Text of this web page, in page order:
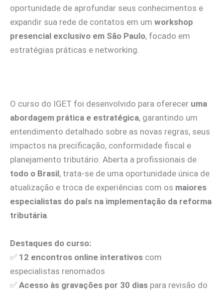
oportunidade de aprofundar seus conhecimentos e
expandir sua rede de contatos em um workshop
presencial exclusivo em São Paulo, focado em
estratégias práticas e networking.
O curso do IGET foi desenvolvido para oferecer uma
abordagem prática e estratégica, garantindo um
entendimento detalhado sobre as novas regras, seus
impactos na precificação, conformidade fiscal e
planejamento tributário. Aberta a profissionais de
todo o Brasil, trata-se de uma oportunidade única de
atualização e troca de experiências com os maiores
especialistas do país na implementação da reforma
tributária.
Destaques do curso:
✅ 12 encontros online interativos com
especialistas renomados
✅ Acesso às gravações por 30 dias para revisão do